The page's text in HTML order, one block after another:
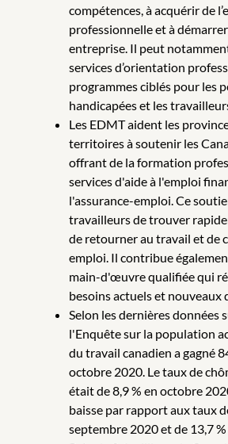
compétences, à acquérir de
professionnelle et à
entreprise. Il peut notamment
services d’orientation
programmes ciblés pour les
handicapées et les
Les EDMT aident les
territoires à soutenir les
offrant de la formation
services d'aide à l'emploi
l'assurance-emploi. Ce
travailleurs de trouver
de retourner au travail et de
emploi. Il contribue
main-d'œuvre qualifiée qui
besoins actuels et nouveaux
Selon les dernières données
l'Enquête sur la population
du travail canadien a gagné
octobre 2020. Le taux de
était de 8,9 % en octobre
baisse par rapport aux taux
septembre 2020 et de 13,7